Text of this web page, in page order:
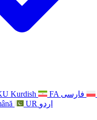
Kurdish FA فارسی
UR اردو